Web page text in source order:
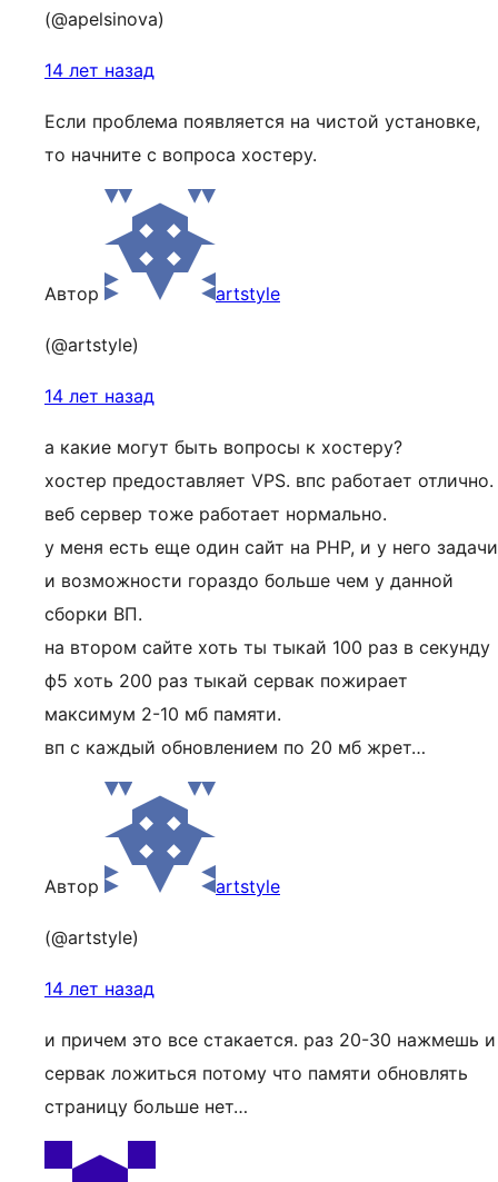
(@apelsinova)
14 лет назад
Если проблема появляется на чистой установке,
то начните с вопроса хостеру.
Автор artstyle
(@artstyle)
14 лет назад
а какие могут быть вопросы к хостеру?
хостер предоставляет VPS. впс работает отлично.
веб сервер тоже работает нормально.
у меня есть еще один сайт на PHP, и у него задачи
и возможности гораздо больше чем у данной
сборки ВП.
на втором сайте хоть ты тыкай 100 раз в секунду
ф5 хоть 200 раз тыкай сервак пожирает
максимум 2-10 мб памяти.
вп с каждый обновлением по 20 мб жрет…
Автор artstyle
(@artstyle)
14 лет назад
и причем это все стакается. раз 20-30 нажмешь и
сервак ложиться потому что памяти обновлять
страницу больше нет…